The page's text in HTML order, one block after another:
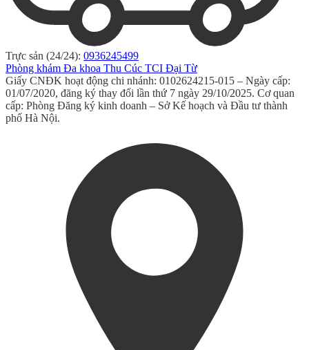
Trực sản (24/24): 0936245499
Phòng khám Đa khoa Thu Cúc TCI Đại Từ
Giấy CNĐK hoạt động chi nhánh: 0102624215-015 – Ngày cấp:
01/07/2020, đăng ký thay đổi lần thứ 7 ngày 29/10/2025. Cơ quan
cấp: Phòng Đăng ký kinh doanh – Sở Kế hoạch và Đầu tư thành
phố Hà Nội.